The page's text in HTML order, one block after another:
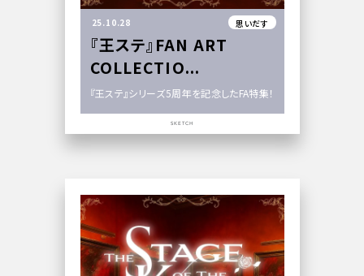
25.10.28 思いだす
『王ステ』FAN ART
COLLECTIO...
『王ステ』シリーズ5周年を記念したFA特集！
SKETCH